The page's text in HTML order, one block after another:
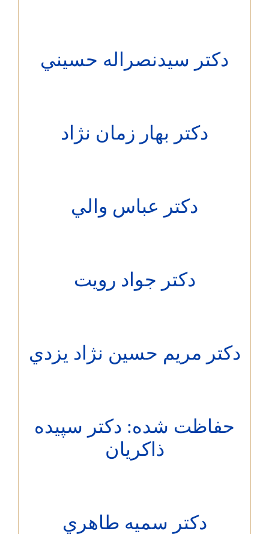
سيدنصراله حسيني
دکتر بهار زمان نژاد
دکتر عباس والي
دکتر جواد رويت
مريم حسين نژاد يزدي
شده: دکتر سپيده
ذاكريان
دکتر سميه طاهري